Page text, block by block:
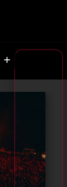
+